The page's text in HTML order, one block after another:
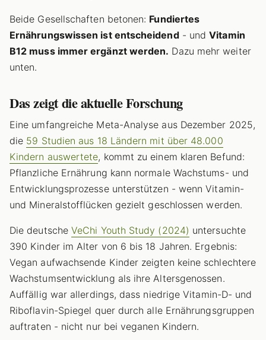
Beide Gesellschaften betonen: Fundiertes
Ernährungswissen ist entscheidend- undVitamin
B12 muss immer ergänzt werden. Dazu mehr weiter
unten.
Das zeigt die aktuelle Forschung
Eine umfangreiche Meta-Analyse aus Dezember 2025,
die 59 Studien aus 18 Ländern mit über 48.000
Kindern auswertete, kommt zu einem klaren Befund:
Pflanzliche Ernährung kann normale Wachstums- und
Entwicklungsprozesse unterstützen - wenn Vitamin-
und Mineralstofflücken gezielt geschlossen werden.
Die deutscheVeChi Youth Study (2024) untersuchte
390 Kinder im Alter von 6 bis 18 Jahren. Ergebnis:
Vegan aufwachsende Kinder zeigten keine schlechtere
Wachstumsentwicklung als ihre Altersgenossen.
Auffällig war allerdings, dass niedrige Vitamin-D- und
Riboflavin-Spiegel quer durch alle Ernährungsgruppen
auftraten - nicht nur bei veganen Kindern.